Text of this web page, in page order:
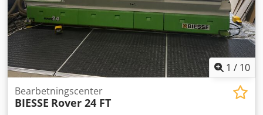
1 / 10
Bearbetningscenter
BIESSE Rover 24 FT